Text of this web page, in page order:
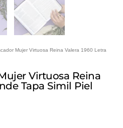
Mujer Virtuosa Reina Valera 1960 Letra
Virtuosa Reina
Tapa Simil Piel